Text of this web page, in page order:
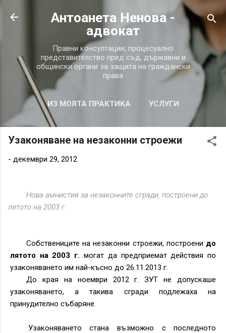
Пропускане към основното съдържание
Антоанета Ненова -
aдвокат
Правни консултации, процесуално
представителство пред съд, държавни и
общински органи за защита на граждански
права
ИЗ МОЯТА ПРАКТИКА УСЛУГИ
ВЪПРОСИ И ОТГОВОРИ ОЩЕ…
ЗА МЕН
Узаконяване на незаконни строежи
- декември 29, 2012
Нова амнистия за незаконните сгради, построени до
лятото на 2003 г.
Собствениците на незаконни строежи, построени до
лятото на 2003 г. могат да предприемат действия по
узаконяването им най-късно до 26.11.2013 г.
До края на ноември 2012 г. ЗУТ не допускаше
узаконяването, а такива сгради подлежаха на
принудително събаряне.
Узаконяването стана възможно с последното